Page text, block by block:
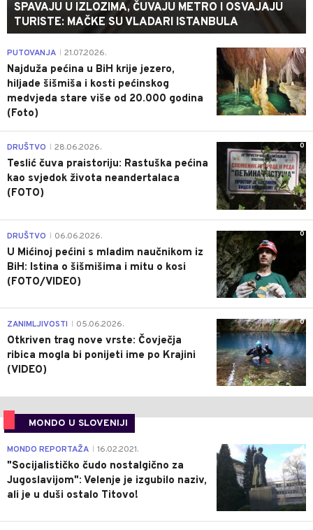
SPAVAJU U IZLOZIMA, ČUVAJU METRO I OSVAJAJU
TURISTE: MAČKE SU VLADARI ISTANBULA
0
PUTOVANJA 21.07.2026.
Najduža pećina u BiH krije jezero,
hiljade šišmiša i kosti pećinskog
medvjeda stare više od 20.000 godina
(Foto)
0
DRUŠTVO 28.06.2026.
Teslić čuva praistoriju: Rastuška pećina
kao svjedok života neandertalaca
(FOTO)
0
DRUŠTVO 06.06.2026.
U Mićinoj pećini s mladim naučnikom iz
BiH: Istina o šišmišima i mitu o kosi
(FOTO/VIDEO)
0
ZANIMLJIVOSTI 05.06.2026.
Otkriven trag nove vrste: Čovječja
ribica mogla bi ponijeti ime po Krajini
(VIDEO)
MONDO U SLOVENIJI
4
MONDO REPORTAŽA 16.02.2021.
"Socijalističko čudo nostalgično za
Jugoslavijom": Velenje je izgubilo naziv,
ali je u duši ostalo Titovo!